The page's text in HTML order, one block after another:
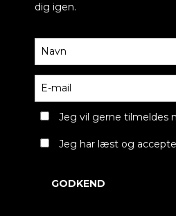
dig igen.
Jeg vil gerne tilmeldes
Jeg har læst og
GODKEND